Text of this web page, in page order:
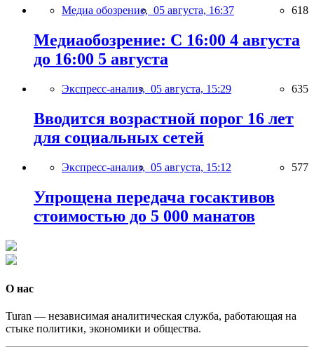
Медиа обозрение, 05 августа, 16:37 618
Медиаобозрение: С 16:00 4 августа
до 16:00 5 августа
Экспресс-анализ, 05 августа, 15:29 635
Вводится возрастной порог 16 лет
для социальных сетей
Экспресс-анализ, 05 августа, 15:12 577
Упрощена передача госактивов
стоимостью до 5 000 манатов
О нас
Turan — независимая аналитическая служба, работающая на
стыке политики, экономики и общества.